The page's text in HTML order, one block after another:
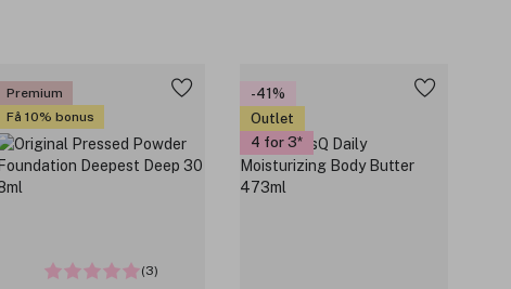
Premium
Få 10% bonus
(3)
-41%
Outlet
4 for 3